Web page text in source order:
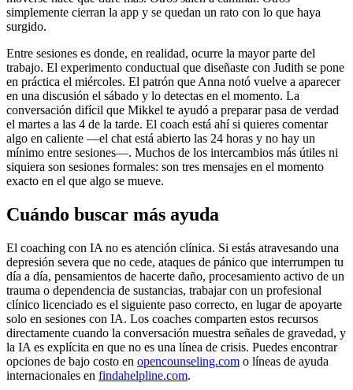
simplemente cierran la app y se quedan un rato con lo que haya
surgido.
Entre sesiones es donde, en realidad, ocurre la mayor parte del
trabajo. El experimento conductual que diseñaste con Judith se pone
en práctica el miércoles. El patrón que Anna notó vuelve a aparecer
en una discusión el sábado y lo detectas en el momento. La
conversación difícil que Mikkel te ayudó a preparar pasa de verdad
el martes a las 4 de la tarde. El coach está ahí si quieres comentar
algo en caliente —el chat está abierto las 24 horas y no hay un
mínimo entre sesiones—. Muchos de los intercambios más útiles ni
siquiera son sesiones formales: son tres mensajes en el momento
exacto en el que algo se mueve.
Cuándo buscar más ayuda
El coaching con IA no es atención clínica. Si estás atravesando una
depresión severa que no cede, ataques de pánico que interrumpen tu
día a día, pensamientos de hacerte daño, procesamiento activo de un
trauma o dependencia de sustancias, trabajar con un profesional
clínico licenciado es el siguiente paso correcto, en lugar de apoyarte
solo en sesiones con IA. Los coaches comparten estos recursos
directamente cuando la conversación muestra señales de gravedad, y
la IA es explícita en que no es una línea de crisis. Puedes encontrar
opciones de bajo costo en opencounseling.com o líneas de ayuda
internacionales en findahelpline.com.